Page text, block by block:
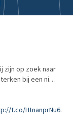
je kans en wordt de
domeinnamen van